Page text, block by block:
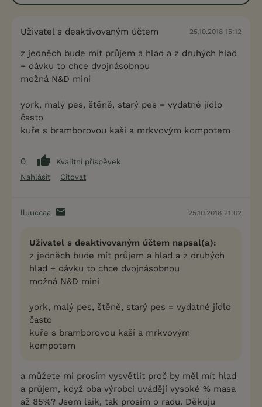
Uživatel s deaktivovaným účtem 25.10.2018 15:12
z jedněch bude mít průjem a hlad a z druhých hlad
+ dávku to chce dvojnásobnou
možná N&D mini
york, malý pes, štěně, starý pes = vydatné jídlo
často
kuře s bramborovou kaší a mrkvovým kompotem
0
Kvalitní příspěvek
Nahlásit
Citovat
lluuccaa 25.10.2018 21:02
Uživatel s deaktivovaným účtem napsal(a):
z jedněch bude mít průjem a hlad a z druhých
hlad + dávku to chce dvojnásobnou
možná N&D mini
york, malý pes, štěně, starý pes = vydatné jídlo
často
kuře s bramborovou kaší a mrkvovým
kompotem
a můžete mi prosím vysvětlit proč by měl mít hlad
a průjem, když oba výrobci uvádějí vysoké % masa
až 85%? Jsem laik, tak prosím o radu. Děkuju